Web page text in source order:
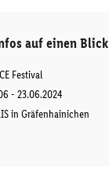
auf einen Blick
Festival
- 23.06.2024
in Gräfenhainichen